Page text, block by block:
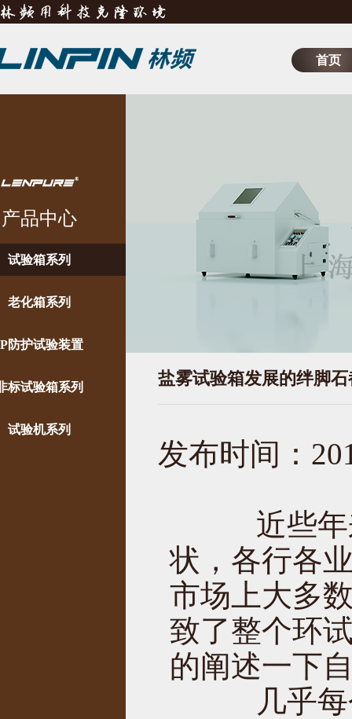
首页
产品中心
试验箱系列
老化箱系列
防护试验装置
标试验箱系列
试验机系列
盐雾试验箱发展的绊脚
发布时间：
近些年
状，各行各
市场上大多
致了整个环
的阐述一下
几乎每